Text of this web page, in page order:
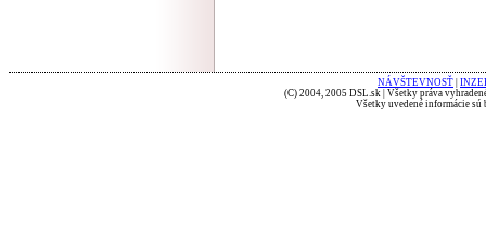
NÁVŠTEVNOSŤ
(C) 2004, 2005 DSL.sk | Všetky práva
Všetky uvedené informácie sú